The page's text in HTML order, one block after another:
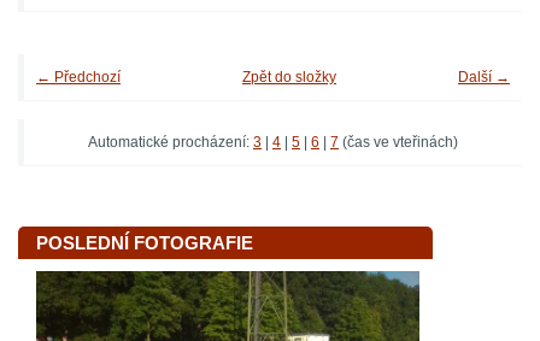
← Předchozí Další →
Zpět do složky
Automatické procházení: 3 4 5 6 7 (čas ve vteřinách)
POSLEDNÍ FOTOGRAFIE